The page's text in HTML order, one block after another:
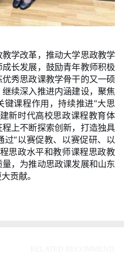
学改革，推动大学思政教学
长发展，鼓励青年教师积极
秀思政课教学骨干的又一硕
续深入推进内涵建设，聚焦
键课程作用，持续推进“大思
新时代高校思政课程教育体
上不断探索创新，打造独具
“以赛促教、以赛促研、以
思政水平和教师课程思政教
，为推动思政课发展和山东
贡献。